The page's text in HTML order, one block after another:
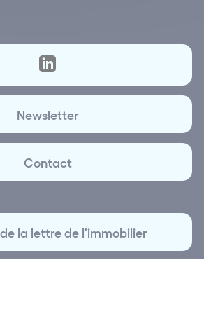
Newsletter
Contact
la lettre de l'immobilier